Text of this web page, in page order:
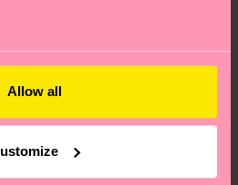
Allow all
Fragen.